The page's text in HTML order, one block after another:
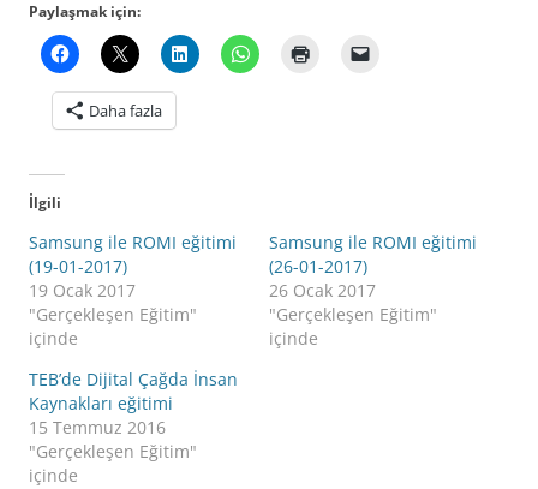
Paylaşmak için:
Daha fazla
İlgili
Samsung ile ROMI eğitimi
(19-01-2017)
19 Ocak 2017
"Gerçekleşen Eğitim"
içinde
Samsung ile ROMI eğitimi
(26-01-2017)
26 Ocak 2017
"Gerçekleşen Eğitim"
içinde
TEB’de Dijital Çağda İnsan
Kaynakları eğitimi
15 Temmuz 2016
"Gerçekleşen Eğitim"
içinde